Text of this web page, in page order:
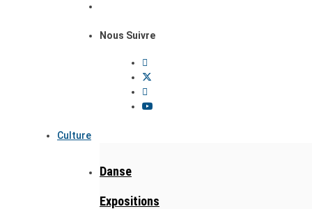
Nous Suivre
Culture
Danse
Expositions